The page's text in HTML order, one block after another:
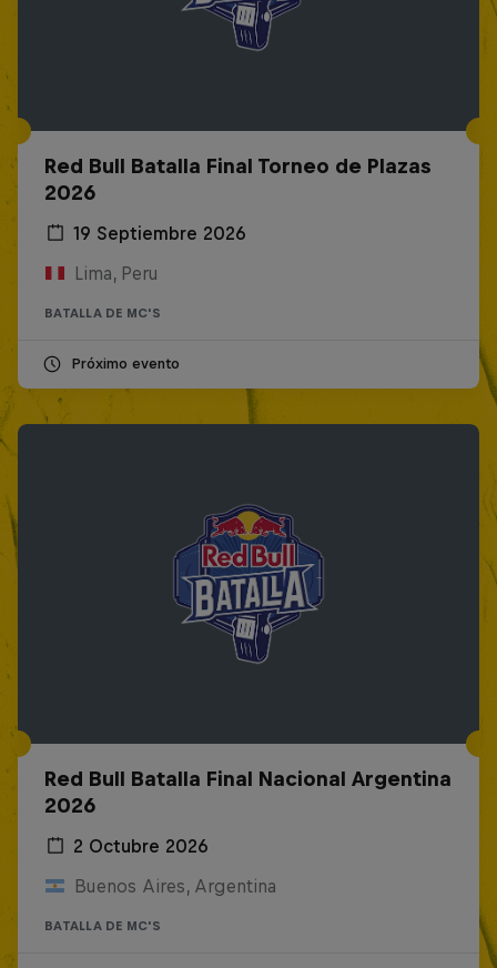
Red Bull Batalla Final Torneo de Plazas
2026
19 Septiembre 2026
Lima, Peru
BATALLA DE MC'S
Próximo evento
Red Bull Batalla Final Nacional Argentina
2026
2 Octubre 2026
Buenos Aires, Argentina
BATALLA DE MC'S